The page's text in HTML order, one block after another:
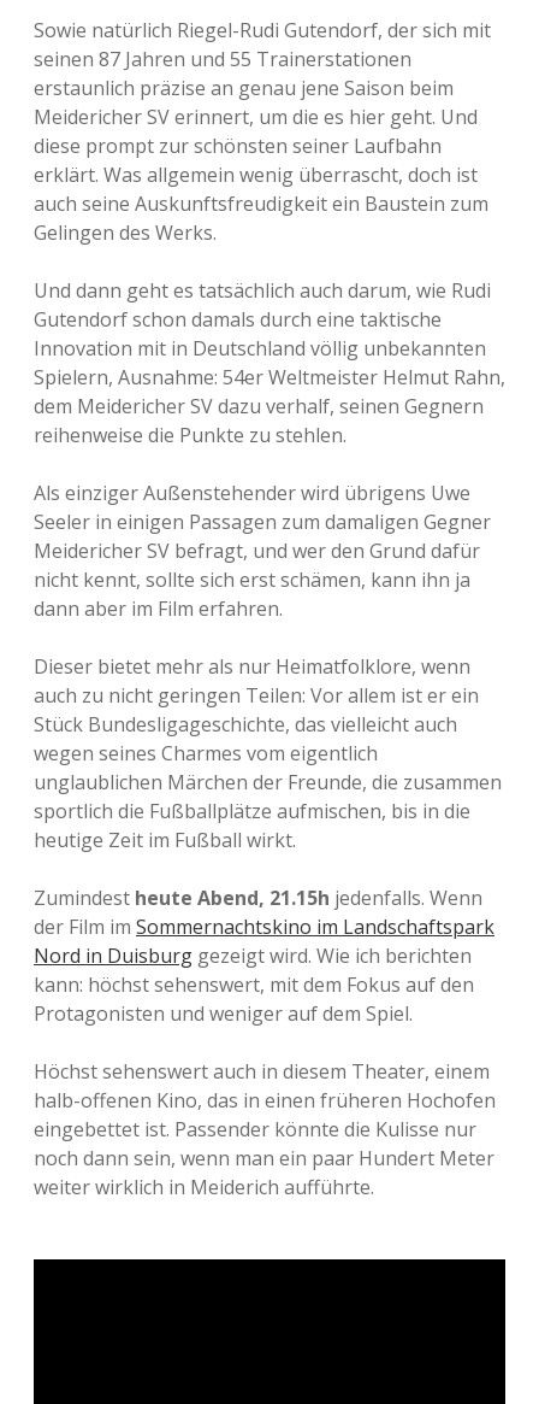
Sowie natürlich Riegel-Rudi Gutendorf, der sich mit
seinen 87 Jahren und 55 Trainerstationen
erstaunlich präzise an genau jene Saison beim
Meidericher SV erinnert, um die es hier geht. Und
diese prompt zur schönsten seiner Laufbahn
erklärt. Was allgemein wenig überrascht, doch ist
auch seine Auskunftsfreudigkeit ein Baustein zum
Gelingen des Werks.
Und dann geht es tatsächlich auch darum, wie Rudi
Gutendorf schon damals durch eine taktische
Innovation mit in Deutschland völlig unbekannten
Spielern, Ausnahme: 54er Weltmeister Helmut Rahn,
dem Meidericher SV dazu verhalf, seinen Gegnern
reihenweise die Punkte zu stehlen.
Als einziger Außenstehender wird übrigens Uwe
Seeler in einigen Passagen zum damaligen Gegner
Meidericher SV befragt, und wer den Grund dafür
nicht kennt, sollte sich erst schämen, kann ihn ja
dann aber im Film erfahren.
Dieser bietet mehr als nur Heimatfolklore, wenn
auch zu nicht geringen Teilen: Vor allem ist er ein
Stück Bundesligageschichte, das vielleicht auch
wegen seines Charmes vom eigentlich
unglaublichen Märchen der Freunde, die zusammen
sportlich die Fußballplätze aufmischen, bis in die
heutige Zeit im Fußball wirkt.
Zumindest heute Abend, 21.15h jedenfalls. Wenn
der Film im Sommernachtskino im Landschaftspark
Nord in Duisburg gezeigt wird. Wie ich berichten
kann: höchst sehenswert, mit dem Fokus auf den
Protagonisten und weniger auf dem Spiel.
Höchst sehenswert auch in diesem Theater, einem
halb-offenen Kino, das in einen früheren Hochofen
eingebettet ist. Passender könnte die Kulisse nur
noch dann sein, wenn man ein paar Hundert Meter
weiter wirklich in Meiderich aufführte.